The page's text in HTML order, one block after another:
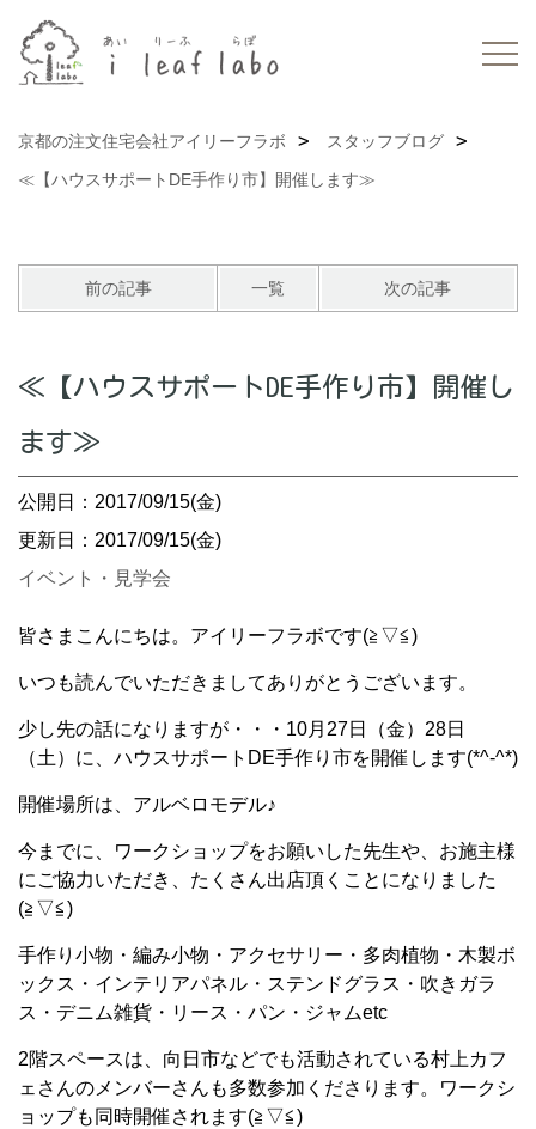
京都の注文住宅会社アイリーフラボ
スタッフブログ
≪【ハウスサポートDE手作り市】開催します≫
前の記事 一覧 次の記事
≪【ハウスサポートDE手作り市】開催し
ます≫
公開日：2017/09/15(金)
更新日：2017/09/15(金)
イベント・見学会
皆さまこんにちは。アイリーフラボです(≧▽≦)
いつも読んでいただきましてありがとうございます。
少し先の話になりますが・・・10月27日（金）28日
（土）に、ハウスサポートDE手作り市を開催します(*^-^*)
開催場所は、アルベロモデル♪
今までに、ワークショップをお願いした先生や、お施主様
にご協力いただき、たくさん出店頂くことになりました
(≧▽≦)
手作り小物・編み小物・アクセサリー・多肉植物・木製ボ
ックス・インテリアパネル・ステンドグラス・吹きガラ
ス・デニム雑貨・リース・パン・ジャムetc
2階スペースは、向日市などでも活動されている村上カフ
ェさんのメンバーさんも多数参加くださります。ワークシ
ョップも同時開催されます(≧▽≦)